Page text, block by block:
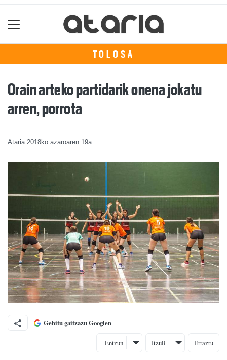
TOLOSA
Orain arteko partidarik onena jokatu
arren, porrota
Ataria 2018ko azaroaren 19a
Gehitu gaitzazu Googlen
Entzun Itzuli Erraztu